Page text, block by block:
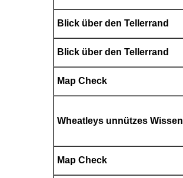
Blick über den Tellerrand
Blick über den Tellerrand
Map Check
Wheatleys unnützes Wissen
Map Check